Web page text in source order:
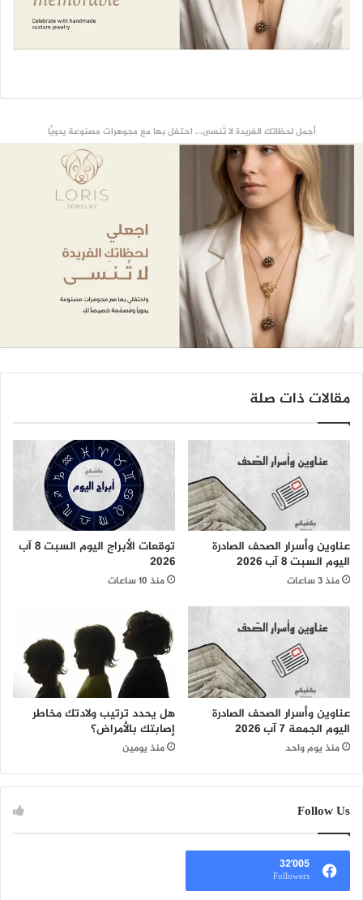
أجمل لحظاتك الفريدة لا تُنسى... احتفل بها مع مجوهرات مصنوعة يدويًّا
مقالات ذات صلة
عناوين وأسرار الصحف الصادرة
اليوم السبت 8 آب 2026
منذ 3 ساعات
توقعات الأبراج اليوم السبت 8 آب
2026
منذ 10 ساعات
عناوين وأسرار الصحف الصادرة
اليوم الجمعة 7 آب 2026
منذ يوم واحد
هل يحدد ترتيب ولادتك مخاطر
إصابتك بالأمراض؟
منذ يومين
Follow Us
32٬005
Followers